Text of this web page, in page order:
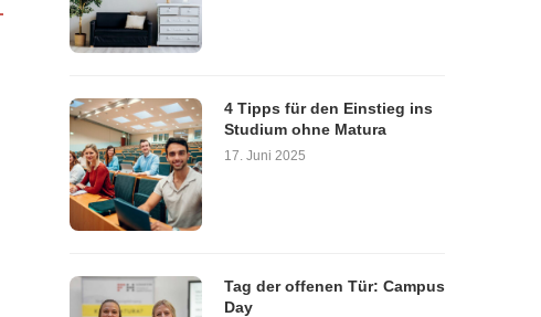
4 Tipps für den Einstieg ins
Studium ohne Matura
17. Juni 2025
Tag der offenen Tür: Campus
Day